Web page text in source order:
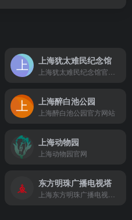
上海犹太难民纪念馆
上海醉白池公园
上海醉白池公园官方网站
上海动物园
上海动物园官网
东方明珠广播电视塔